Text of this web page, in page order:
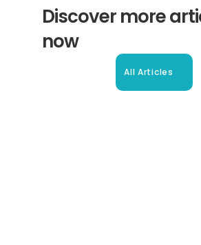
Discover more
now
All Articles